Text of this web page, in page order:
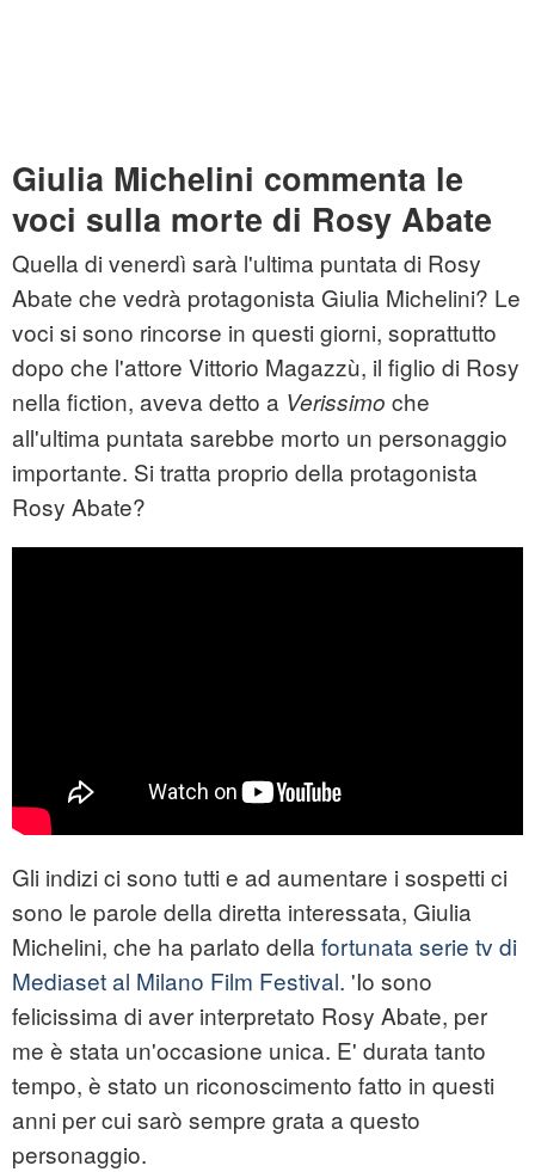
Giulia Michelini commenta le
voci sulla morte di Rosy Abate
Quella di venerdì sarà l'ultima puntata di Rosy
Abate che vedrà protagonista Giulia Michelini? Le
voci si sono rincorse in questi giorni, soprattutto
dopo che l'attore Vittorio Magazzù, il figlio di Rosy
nella fiction, aveva detto a Verissimo che
all'ultima puntata sarebbe morto un personaggio
importante. Si tratta proprio della protagonista
Rosy Abate?
Gli indizi ci sono tutti e ad aumentare i sospetti ci
sono le parole della diretta interessata, Giulia
Michelini, che ha parlato della fortunata serie tv di
Mediaset al Milano Film Festival. 'Io sono
felicissima di aver interpretato Rosy Abate, per
me è stata un'occasione unica. E' durata tanto
tempo, è stato un riconoscimento fatto in questi
anni per cui sarò sempre grata a questo
personaggio.